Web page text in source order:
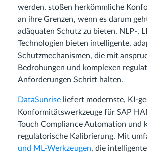
werden, stoßen herkömmliche
an ihre Grenzen, wenn es darum
adäquaten Schutz zu bieten. NLP-,
Technologien bieten intelligente,
Schutzmechanismen, die mit
Bedrohungen und komplexen
Anforderungen Schritt halten.
DataSunrise liefert modernste, KI-
Konformitätswerkzeuge für SAP
Touch Compliance Automation und
regulatorische Kalibrierung. Mit
und ML-Werkzeugen, die